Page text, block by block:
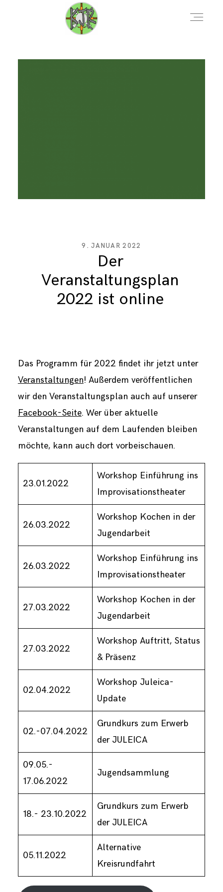
9. JANUAR 2022
Der
Veranstaltungsplan
2022 ist online
Das Programm für 2022 findet ihr jetzt unter
Veranstaltungen! Außerdem veröffentlichen
wir den Veranstaltungsplan auch auf unserer
Facebook-Seite. Wer über aktuelle
Veranstaltungen auf dem Laufenden bleiben
möchte, kann auch dort vorbeischauen.
23.01.2022
Workshop Einführung ins
Improvisationstheater
26.03.2022
Workshop Kochen in der
Jugendarbeit
26.03.2022
Workshop Einführung ins
Improvisationstheater
27.03.2022
Workshop Kochen in der
Jugendarbeit
27.03.2022
Workshop Auftritt, Status
& Präsenz
02.04.2022
Workshop Juleica-
Update
02.-07.04.2022
Grundkurs zum Erwerb
der JULEICA
09.05.-
17.06.2022
Jugendsammlung
18.- 23.10.2022
Grundkurs zum Erwerb
der JULEICA
05.11.2022
Alternative
Kreisrundfahrt
AKTUELLES